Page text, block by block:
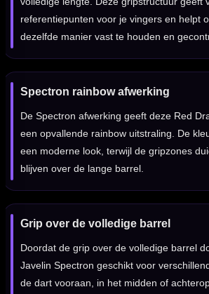
referentiepunten voor je vingers en helpt
dezelfde manier vast te houden en
Spectron rainbow afwerking
De Spectron afwerking geeft deze Red
een opvallende rainbow uitstraling. De
een moderne look, terwijl de gripzones
blijven over de lange barrel.
Grip over de volledige barrel
Doordat de grip over de volledige barrel
Javelin Spectron geschikt voor
de dart vooraan, in het midden of